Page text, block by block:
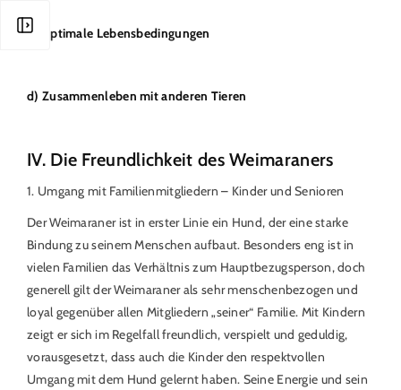
c) Optimale Lebensbedingungen
d) Zusammenleben mit anderen Tieren
IV. Die Freundlichkeit des Weimaraners
1. Umgang mit Familienmitgliedern – Kinder und Senioren
Der Weimaraner ist in erster Linie ein Hund, der eine starke
Bindung zu seinem Menschen aufbaut. Besonders eng ist in
vielen Familien das Verhältnis zum Hauptbezugsperson, doch
generell gilt der Weimaraner als sehr menschenbezogen und
loyal gegenüber allen Mitgliedern „seiner“ Familie. Mit Kindern
zeigt er sich im Regelfall freundlich, verspielt und geduldig,
vorausgesetzt, dass auch die Kinder den respektvollen
Umgang mit dem Hund gelernt haben. Seine Energie und sein